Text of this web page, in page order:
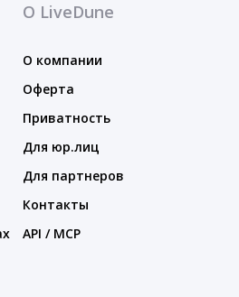
О LiveDune
О компании
Оферта
Приватность
Для юр.лиц
Для партнеров
Контакты
API / MCP